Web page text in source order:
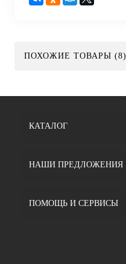
ПОХОЖИЕ ТОВАРЫ (8)
КАТАЛОГ
НАШИ ПРЕДЛОЖЕНИЯ
ПОМОЩЬ И СЕРВИСЫ